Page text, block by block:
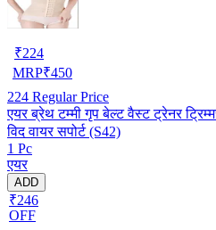
₹224
MRP₹450
224 Regular Price
एयर ब्रेथ टम्मी गृप बेल्ट वैस्ट ट्रेनर
विद वायर सपोर्ट (S42)
1 Pc
एयर
ADD
₹246
OFF